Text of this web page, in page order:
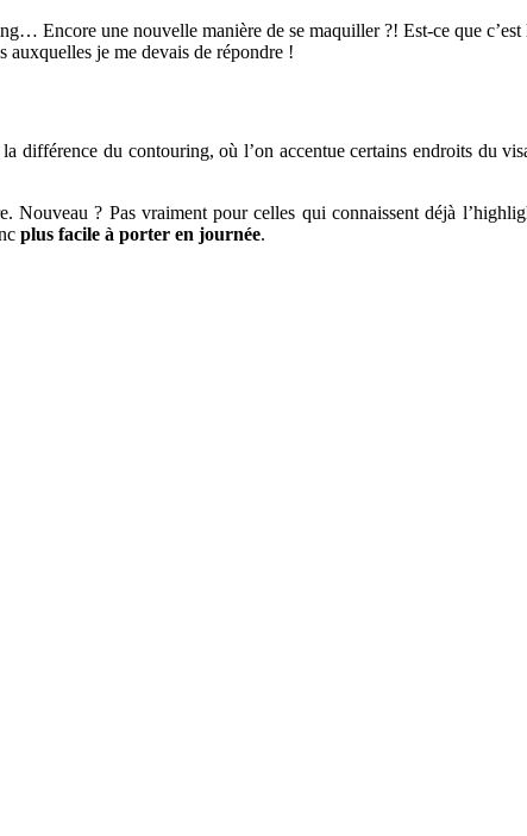
Encore une nouvelle manière de se maquiller ?! Est-ce que
auxquelles je me devais de répondre !
différence du contouring, où l’on accentue certains endroits du
? Pas vraiment pour celles qui connaissent déjà
plus facile à porter en journée.